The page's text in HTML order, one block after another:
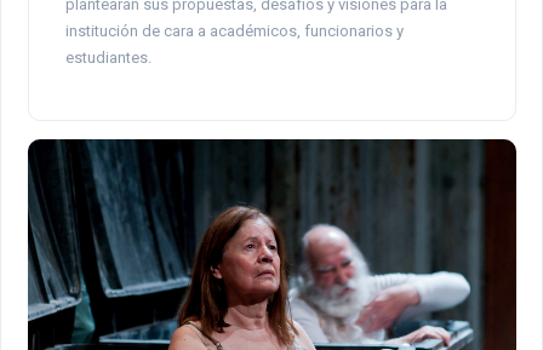
plantearán sus propuestas, desafíos y visiones para la
institución de cara a académicos, funcionarios y
estudiantes.